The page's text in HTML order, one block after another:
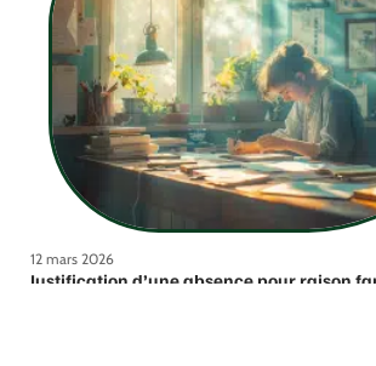
12 mars 2026
Justification d’une absence pour raison